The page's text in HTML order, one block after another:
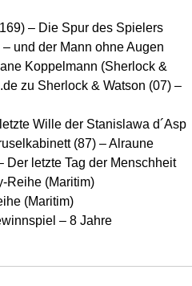
– Die Spur des Spielers
und der Mann ohne Augen
Koppelmann (Sherlock &
zu Sherlock & Watson (07) –
Wille der Stanislawa d´Asp
(87) – Alraune
Der letzte Tag der Menschheit
Reihe (Maritim)
(Maritim)
– 8 Jahre